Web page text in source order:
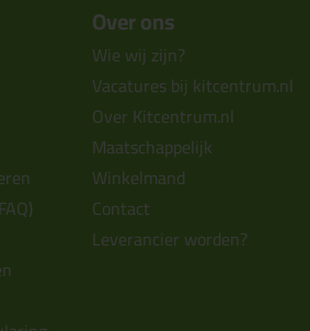
Over ons
Wie wij zijn?
Vacatures bij kitcentrum.nl
Over Kitcentrum.nl
Maatschappelijk
Winkelmand
Contact
Leverancier worden?